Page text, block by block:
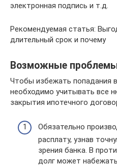
электронная подпись и т.д.
Рекомендуемая статья:
длительный срок и почему
Возможные
Чтобы избежать попадания
необходимо учитывать все
закрытия ипотечного
Обязательно
расплату, узнав
зрения банка. В
долг может